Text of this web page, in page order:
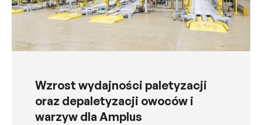
Wzrost wydajności paletyzacji
oraz depaletyzacji owoców i
warzyw dla Amplus